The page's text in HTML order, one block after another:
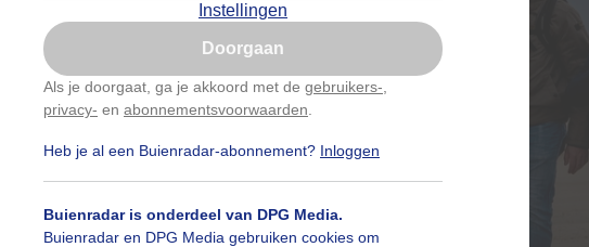
Instellingen
Doorgaan
Als je doorgaat, ga je akkoord met de gebruikers-
privacy- en abonnementsvoorwaarden
Heb je al een Buienradar-abonnement? Inloggen
Buienradar is onderdeel van DPG Media.
Buienradar en DPG Media gebruiken cookies om
Is goed, toon de popup
Nu niet, misschien later
Gebruik je Safari en wil je niet elke dag deze pop-up
Klikhierom dit aan te passen